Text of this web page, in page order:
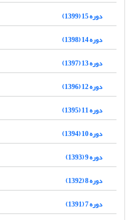
دوره 15 (1399)
دوره 14 (1398)
دوره 13 (1397)
دوره 12 (1396)
دوره 11 (1395)
دوره 10 (1394)
دوره 9 (1393)
دوره 8 (1392)
دوره 7 (1391)